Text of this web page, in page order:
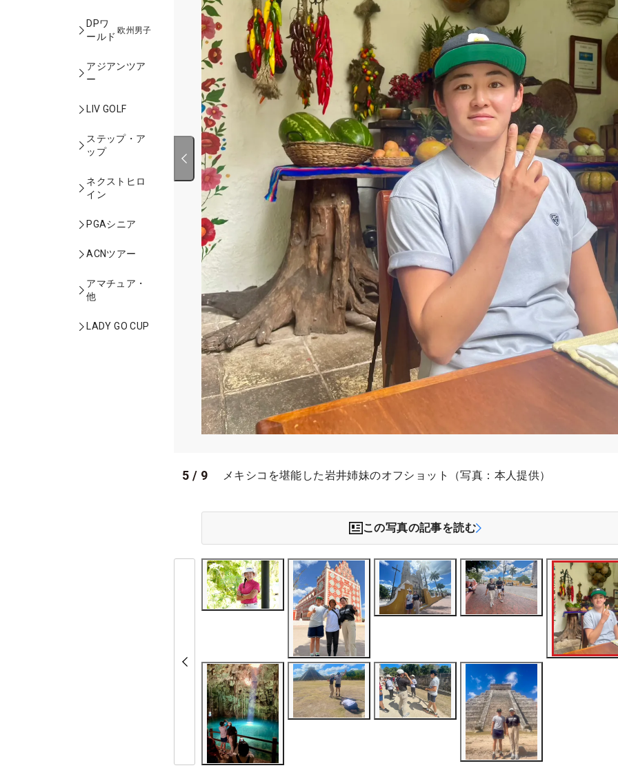
DPワ
ールド
欧州男子
アジアンツア
ー
LIV GOLF
ステップ・ア
ップ
ネクストヒロ
イン
PGAシニア
ACNツアー
アマチュア・
他
LADY GO CUP
5 / 9 メキシコを堪能した岩井姉妹のオフショット（写真：本人提供）
この写真の記事を読む